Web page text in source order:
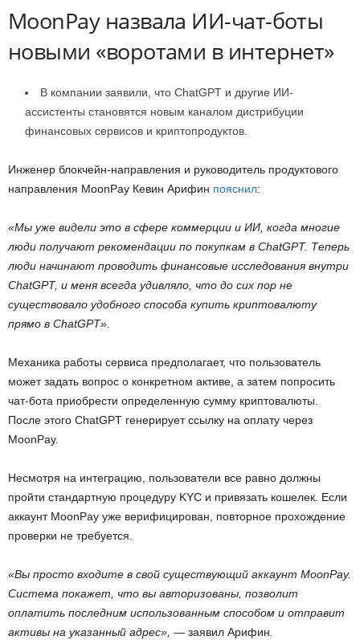
MoonPay назвала ИИ-чат-боты
новыми «воротами в интернет»
В компании заявили, что ChatGPT и другие ИИ-
ассистенты становятся новым каналом дистрибуции
финансовых сервисов и криптопродуктов.
Инженер блокчейн-направления и руководитель продуктового
направления MoonPay Кевин Арифин пояснил:
«Мы уже видели это в сфере коммерции и ИИ, когда многие
люди получают рекомендации по покупкам в ChatGPT. Теперь
люди начинают проводить финансовые исследования внутри
ChatGPT, и меня всегда удивляло, что до сих пор не
существовало удобного способа купить криптовалюту
прямо в ChatGPT».
Механика работы сервиса предполагает, что пользователь
может задать вопрос о конкретном активе, а затем попросить
чат-бота приобрести определенную сумму криптовалюты.
После этого ChatGPT генерирует ссылку на оплату через
MoonPay.
Несмотря на интеграцию, пользователи все равно должны
пройти стандартную процедуру KYC и привязать кошелек. Если
аккаунт MoonPay уже верифицирован, повторное прохождение
проверки не требуется.
«Вы просто входите в свой существующий аккаунт MoonPay.
Система покажет, что вы авторизованы, позволит
оплатить последним использованным способом и отправит
активы на указанный адрес», — заявил Арифин